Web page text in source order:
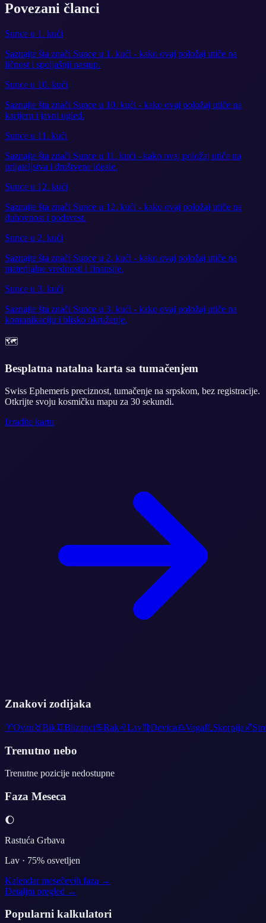
Povezani članci
Sunce u 1. kući
Saznajte šta znači Sunce u 1. kući - kako ovaj položaj utiče na
ličnost i spoljašnji nastup.
Sunce u 10. kući
Saznajte šta znači Sunce u 10. kući - kako ovaj položaj utiče na
karijeru i javni ugled.
Sunce u 11. kući
Saznajte šta znači Sunce u 11. kući - kako ovaj položaj utiče na
prijateljstva i društvene ideale.
Sunce u 12. kući
Saznajte šta znači Sunce u 12. kući - kako ovaj položaj utiče na
duhovnost i podsvest.
Sunce u 2. kući
Saznajte šta znači Sunce u 2. kući - kako ovaj položaj utiče na
materijalne vrednosti i finansije.
Sunce u 3. kući
Saznajte šta znači Sunce u 3. kući - kako ovaj položaj utiče na
komunikaciju i blisko okruženje.
🗺️
Besplatna natalna karta sa tumačenjem
Swiss Ephemeris preciznost, tumačenje na srpskom, bez registracije.
Otkrijte svoju kosmičku mapu za 30 sekundi.
Izradite kartu
Znakovi zodijaka
♈Ovan♉Bik♊Blizanci♋Rak♌Lav♍Devica♎Vaga♏ Skorpija♐
Trenutno nebo
Trenutne pozicije nedostupne
Faza Meseca
🌔
Rastuća Grbava
Lav · 75% osvetljen
Kalendar mesečevih faza →
Detaljni pregled →
Popularni kalkulatori